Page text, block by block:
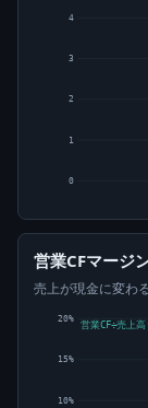
0
1
2
3
4
営業CFマージ
売上が現金に変わ
10%
15%
20%
営業CF÷売上高